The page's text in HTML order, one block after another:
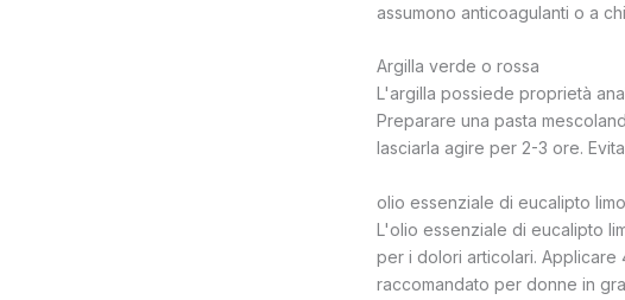
assumono anticoagulanti o a
Argilla verde o rossa
L'argilla possiede proprietà
Preparare una pasta
lasciarla agire per 2-3 ore.
olio essenziale di eucalipto
L'olio essenziale di eucalipto
per i dolori articolari. Applicare
raccomandato per donne in